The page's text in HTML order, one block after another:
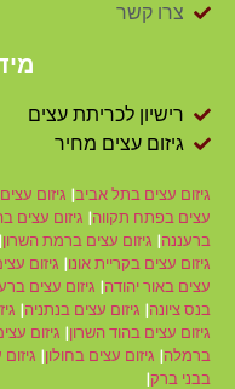
צרו קשר
רישיון לכריתת עצים
גיזום עצים מחיר
גיזום עצים בתל אביב|גיזום עצים
עצים בפתח תקווה|גיזום עצים
ברעננה|גיזום עצים ברמת השרון|
גיזום עצים בקריית אונו|גיזום עצים
עצים באור יהודה|גיזום עצים
בנס ציונה|גיזום עצים בנתניה|
גיזום עצים בהוד השרון|גיזום עצים
ברמלה|גיזום עצים בחולון|גיזום
בבני ברק|